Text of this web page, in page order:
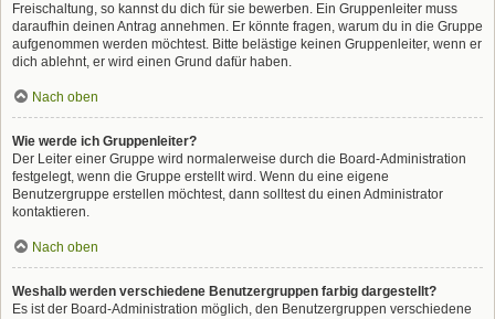
Freischaltung, so kannst du dich für sie bewerben. Ein Gruppenleiter muss
daraufhin deinen Antrag annehmen. Er könnte fragen, warum du in die Gruppe
aufgenommen werden möchtest. Bitte belästige keinen Gruppenleiter, wenn er
dich ablehnt, er wird einen Grund dafür haben.
Nach oben
Wie werde ich Gruppenleiter?
Der Leiter einer Gruppe wird normalerweise durch die Board-Administration
festgelegt, wenn die Gruppe erstellt wird. Wenn du eine eigene
Benutzergruppe erstellen möchtest, dann solltest du einen Administrator
kontaktieren.
Nach oben
Weshalb werden verschiedene Benutzergruppen farbig dargestellt?
Es ist der Board-Administration möglich, den Benutzergruppen verschiedene